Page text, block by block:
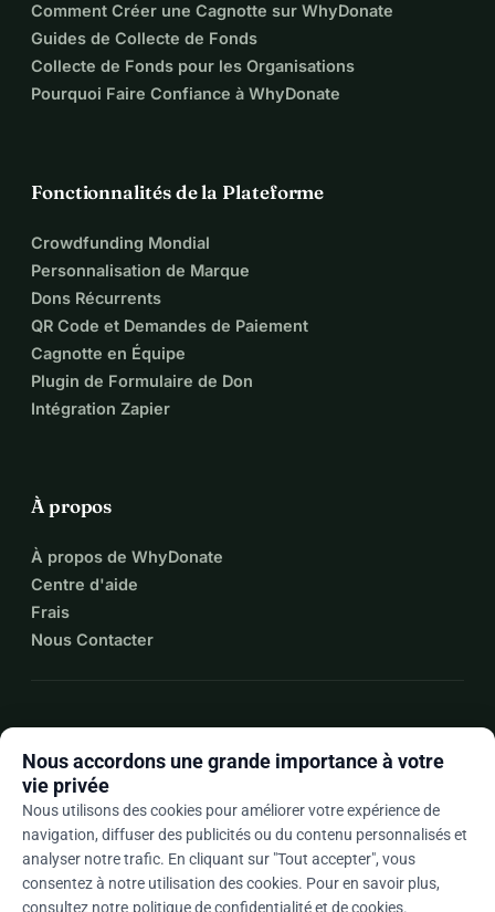
Comment Créer une Cagnotte sur WhyDonate
Guides de Collecte de Fonds
Collecte de Fonds pour les Organisations
Pourquoi Faire Confiance à WhyDonate
Fonctionnalités de la Plateforme
Crowdfunding Mondial
Personnalisation de Marque
Dons Récurrents
QR Code et Demandes de Paiement
Cagnotte en Équipe
Plugin de Formulaire de Don
Intégration Zapier
À propos
À propos de WhyDonate
Centre d'aide
Frais
Nous Contacter
Fr arrow_drop_down
★★★★★4,9 / 5 sur la base de 500+ avis
Nous accordons une grande importance à votre
vie privée
Nous utilisons des cookies pour améliorer votre expérience de
navigation, diffuser des publicités ou du contenu personnalisés et
analyser notre trafic. En cliquant sur "Tout accepter", vous
consentez à notre utilisation des cookies. Pour en savoir plus,
consultez notre politique de confidentialité et de cookies.